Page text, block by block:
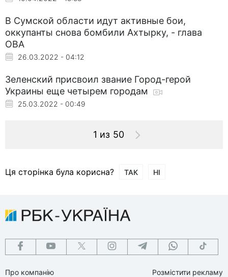
В Сумской области идут активные бои,
оккупанты снова бомбили Ахтырку, - глава
ОВА
26.03.2022 - 04:12
Зеленский присвоил звание Город-герой
Украины еще четырем городам
25.03.2022 - 00:49
1 из 50
Ця сторінка була корисна? ТАК НІ
Про компанію
Розмістити рекламу